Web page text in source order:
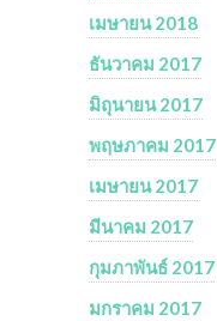
เมษายน 2018
ธันวาคม 2017
มิถุนายน 2017
พฤษภาคม 2017
เมษายน 2017
มีนาคม 2017
กุมภาพันธ์ 2017
มกราคม 2017